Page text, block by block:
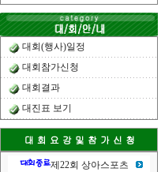
대회(행사)일정
대회참가신청
대회결과
대진표 보기
제22회 상아스포츠